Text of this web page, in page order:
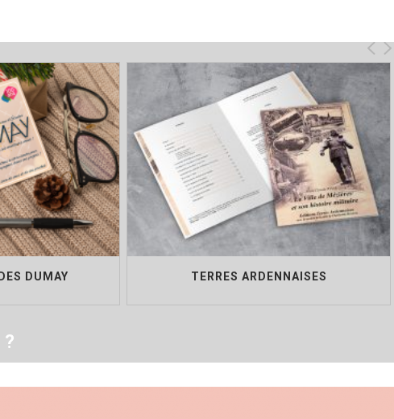
DUMAY TERRES ARDENNAISES